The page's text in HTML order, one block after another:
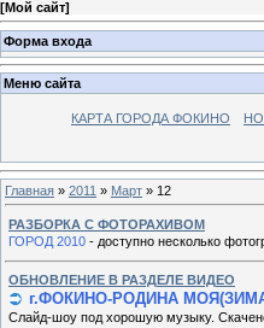
[Мой сайт]
Форма входа
Меню сайта
КАРТА ГОРОДА ФОКИНО
Главная » 2011 » Март » 12
РАЗБОРКА С ФОТОРАХИВОМ
ГОРОД 2010 - доступно несколько
ОБНОВЛЕНИЕ В РАЗДЕЛЕ ВИДЕО
г.ФОКИНО-РОДИНА
Слайд-шоу под хорошую музыку.